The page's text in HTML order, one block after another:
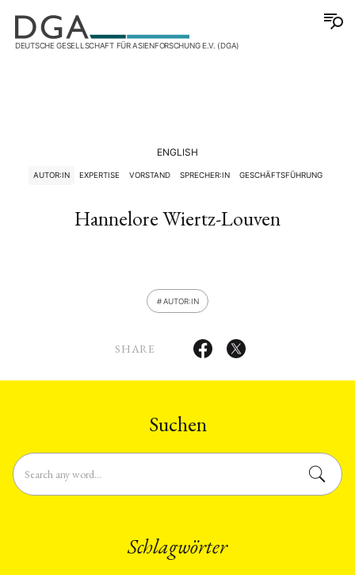
DEUTSCHE GESELLSCHAFT FÜR ASIENFORSCHUNG E.V. (DGA)
ENGLISH
AUTOR:IN EXPERTISE VORSTAND SPRECHER:IN GESCHÄFTSFÜHRUNG
Hannelore Wiertz-Louven
AUTOR:IN
SHARE
Suchen
Schlagwörter